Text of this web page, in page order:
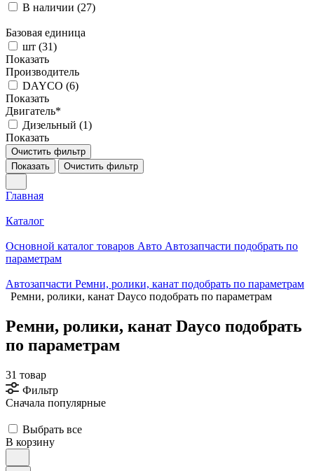
В наличии (27)
Базовая единица
шт (31)
Показать
Производитель
DAYCO (6)
Показать
Двигатель*
Дизельный (1)
Показать
Очистить фильтр
Показать
Очистить фильтр
Главная
Каталог
Основной каталог товаров Авто Автозапчасти подобрать по
параметрам
Автозапчасти Ремни, ролики, канат подобрать по параметрам
Ремни, ролики, канат Dayco подобрать по параметрам
Ремни, ролики, канат Dayco подобрать
по параметрам
31 товар
Фильтр
Сначала популярные
Выбрать все
В корзину